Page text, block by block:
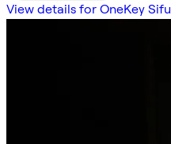
View details for OneKey Sifu